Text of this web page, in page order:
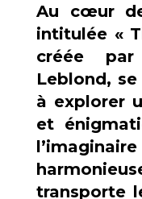
Au cœur
intitulée «
créée par
Leblond,
à explorer
et
transporte